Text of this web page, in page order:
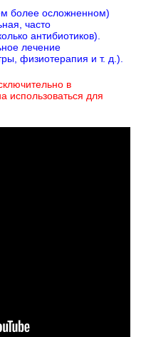
более осложненном)
часто
антибиотиков).
лечение
физиотерапия и т. д.).
в
использоваться для